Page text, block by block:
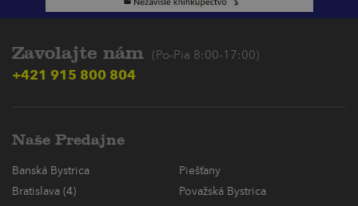
Zavolajte nám (Po-Pia 8:00-17:00)
+421 915 800 804
Naše Predajne
Banská Bystrica
Piešťany
Bratislava (4)
Považská Bystrica